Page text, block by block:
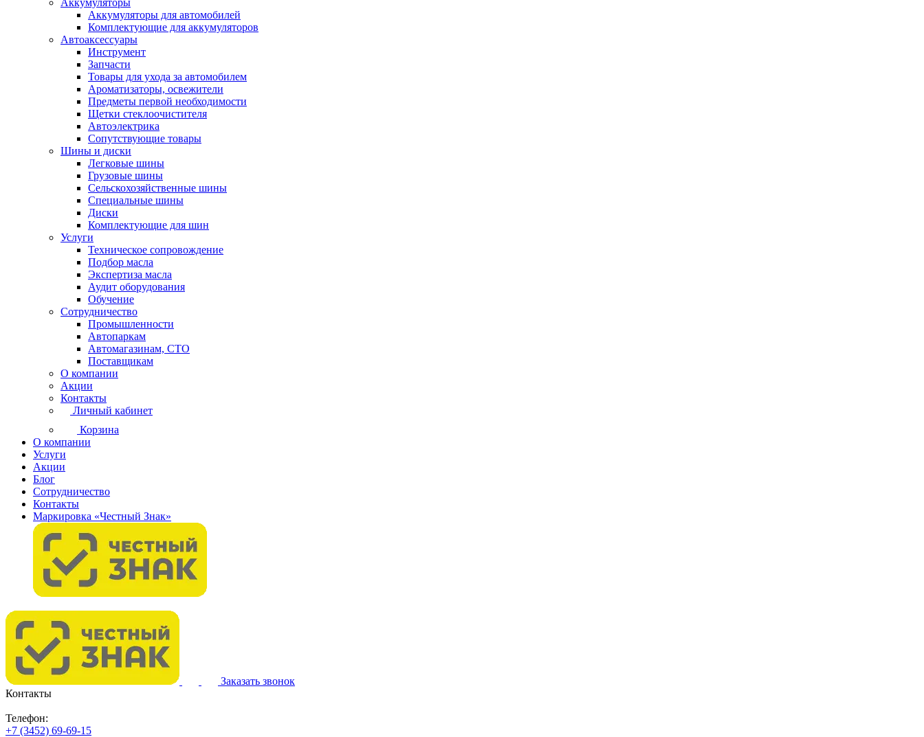
Аккумуляторы
Аккумуляторы для автомобилей
Комплектующие для аккумуляторов
Автоаксессуары
Инструмент
Запчасти
Товары для ухода за автомобилем
Ароматизаторы, освежители
Предметы первой необходимости
Щетки стеклоочистителя
Автоэлектрика
Сопутствующие товары
Шины и диски
Легковые шины
Грузовые шины
Сельскохозяйственные шины
Специальные шины
Диски
Комплектующие для шин
Услуги
Техническое сопровождение
Подбор масла
Экспертиза масла
Аудит оборудования
Обучение
Сотрудничество
Промышленности
Автопаркам
Автомагазинам, СТО
Поставщикам
О компании
Акции
Контакты
Личный кабинет
Корзина
О компании
Услуги
Акции
Блог
Сотрудничество
Контакты
Маркировка «Честный Знак»
Заказать звонок
Контакты
Телефон:
+7 (3452) 69-69-15